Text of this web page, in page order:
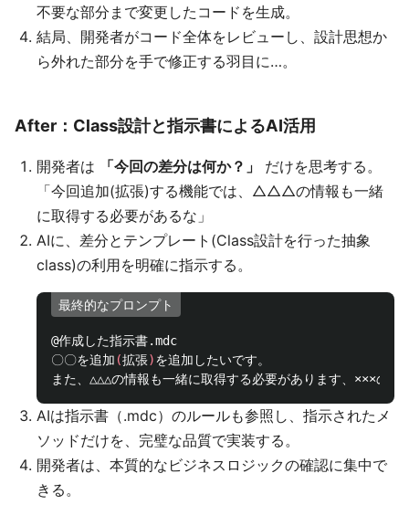
不要な部分まで変更したコードを生成。
結局、開発者がコード全体をレビューし、設計思想か
ら外れた部分を手で修正する羽目に…。
After：Class設計と指示書によるAI活用
開発者は 「今回の差分は何か？」
だけを思考する。
「今回追加(拡張)する機能では、△△△の情報も一緒
に取得する必要があるな」
AIに、差分とテンプレート(Class設計を行った抽象
class)の利用を明確に指示する。
最終的なプロンプト
@作成した指示書.mdc
〇〇を追加 (拡張)を追加したいです。
AIは指示書（.mdc）のルールも参照し、指示されたメ
ソッドだけを、完璧な品質で実装する。
開発者は、本質的なビジネスロジックの確認に集中で
きる。